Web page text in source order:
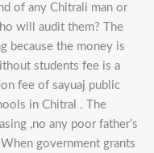
of any Chitrali man or
will audit them? The
because the money is
students fee is a
fee of sayuaj public
in Chitral . The
,no any poor father’s
government grants